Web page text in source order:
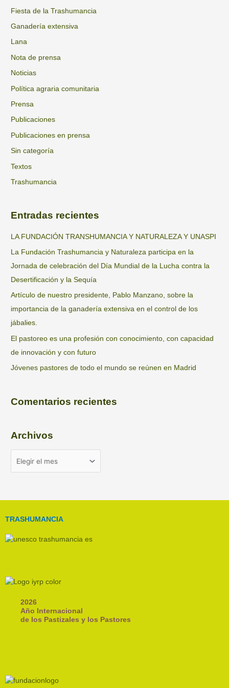
:
Fiesta de la Trashumancia
Ganadería extensiva
Lana
Nota de prensa
Noticias
Política agraria comunitaria
Prensa
Publicaciones
Publicaciones en prensa
Sin categoría
Textos
Trashumancia
Entradas recientes
LA FUNDACIÓN TRANSHUMANCIA Y NATURALEZA Y UNASPI
La Fundación Trashumancia y Naturaleza participa en la
Jornada de celebración del Día Mundial de la Lucha contra la
Desertificación y la Sequía
Artículo de nuestro presidente, Pablo Manzano, sobre la
importancia de la ganadería extensiva en el control de los
jábalies.
El pastoreo es una profesión con conocimiento, con capacidad
de innovación y con futuro
Jóvenes pastores de todo el mundo se reúnen en Madrid
Comentarios recientes
Archivos
TRASHUMANCIA
2026
Año Internacional
de los Pastizales y los Pastores